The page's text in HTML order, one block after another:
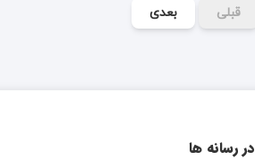
قبلی بعدی
در رسانه ها